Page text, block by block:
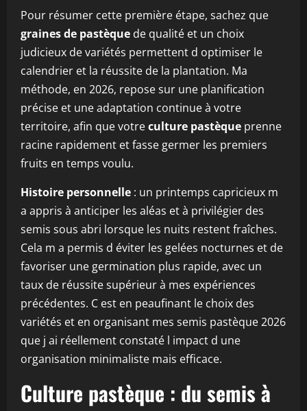
Pour résumer cette première étape, sachez que
graines de pastèque de qualité et un choix
judicieux de variétés permettent d optimiser le
calendrier et la réussite de la plantation. Ma
méthode, en 2026, repose sur une planification
précise et une adaptation continue à votre
territoire, afin que votreculture pastèque prenne
racine rapidement et fasse germer les premiers
fruits en temps voulu.
Histoire personnelle : un printemps capricieux m
a appris à anticiper les aléas et à privilégier des
semis sous abri lorsque les nuits restent fraîches.
Cela m a permis d éviter les gelées nocturnes et de
favoriser une germination plus rapide, avec un
taux de réussite supérieur à mes expériences
précédentes. C est en peaufinant le choix des
variétés et en organisant mes semis pastèque 2026
que j ai réellement constaté l impact d une
organisation minimaliste mais efficace.
Culture pastèque : du semis à